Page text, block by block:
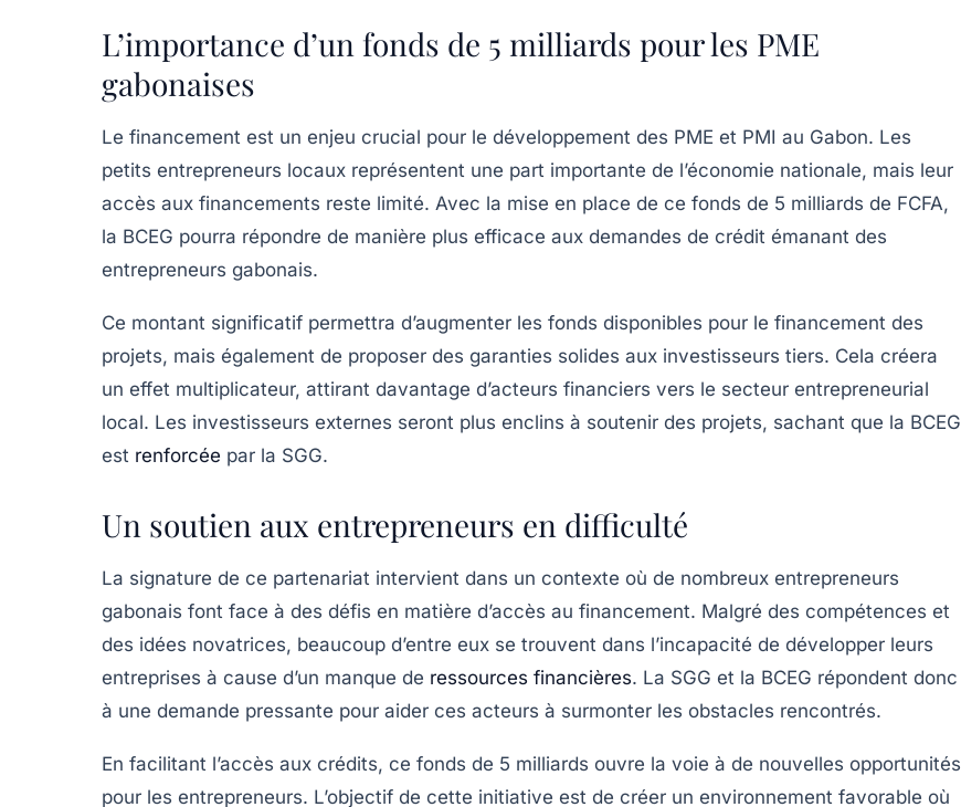
L’importance d’un fonds de 5 milliards pour les PME
gabonaises
Le financement est un enjeu crucial pour le développement des PME et PMI au Gabon. Les
petits entrepreneurs locaux représentent une part importante de l’économie nationale, mais leur
accès aux financements reste limité. Avec la mise en place de ce fonds de 5 milliards de FCFA,
la BCEG pourra répondre de manière plus efficace aux demandes de crédit émanant des
entrepreneurs gabonais.
Ce montant significatif permettra d’augmenter les fonds disponibles pour le financement des
projets, mais également de proposer des garanties solides aux investisseurs tiers. Cela créera
un effet multiplicateur, attirant davantage d’acteurs financiers vers le secteur entrepreneurial
local. Les investisseurs externes seront plus enclins à soutenir des projets, sachant que la BCEG
est renforcée par la SGG.
Un soutien aux entrepreneurs en difficulté
La signature de ce partenariat intervient dans un contexte où de nombreux entrepreneurs
gabonais font face à des défis en matière d’accès au financement. Malgré des compétences et
des idées novatrices, beaucoup d’entre eux se trouvent dans l’incapacité de développer leurs
entreprises à cause d’un manque de ressources financières. La SGG et la BCEG répondent donc
à une demande pressante pour aider ces acteurs à surmonter les obstacles rencontrés.
En facilitant l’accès aux crédits, ce fonds de 5 milliards ouvre la voie à de nouvelles opportunités
pour les entrepreneurs. L’objectif de cette initiative est de créer un environnement favorable où